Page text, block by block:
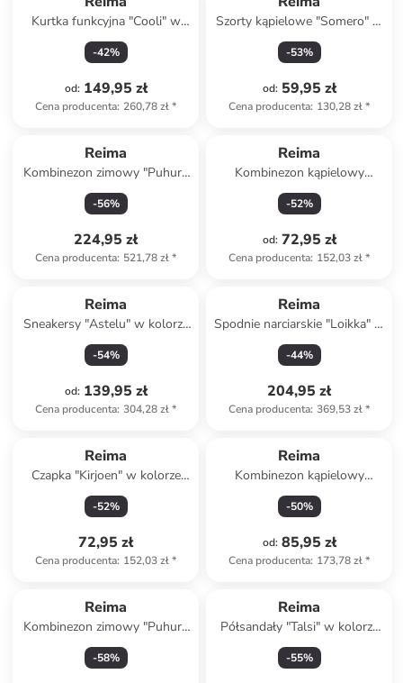
Kurtka funkcyjna "Cooli" w
kolorze fioletowym
-42%
od: 149,95 zł
Cena producenta: 260,78 zł*
Szorty kąpielowe "Somero" w
kolorze niebieskim
-53%
od: 59,95 zł
Cena producenta: 130,28 zł*
Reima
Kombinezon zimowy "Puhuri"
w kolorze niebieskim
-56%
224,95 zł
Cena producenta: 521,78 zł*
Reima
Kombinezon kąpielowy
"Atlantti" w kolorze błękitnym
-52%
od: 72,95 zł
Cena producenta: 152,03 zł*
Reima
Sneakersy "Astelu" w kolorze
jasnoróżowym
-54%
od: 139,95 zł
Cena producenta: 304,28 zł*
Reima
Spodnie narciarskie "Loikka" w
kolorze niebieskim
-44%
204,95 zł
Cena producenta: 369,53 zł*
Reima
Czapka "Kirjoen" w kolorze
czarnym
-52%
72,95 zł
Cena producenta: 152,03 zł*
Reima
Kombinezon kąpielowy
"Atlantti" w kolorze
fioletowym
-50%
od: 85,95 zł
Cena producenta: 173,78 zł*
Reima
Kombinezon zimowy "Puhuri"
w kolorze pomarańczowym
-58%
Reima
Półsandały "Talsi" w kolorze
granatowym
-55%